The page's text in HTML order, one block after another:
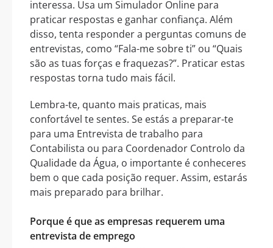
interessa. Usa um Simulador Online para
praticar respostas e ganhar confiança. Além
disso, tenta responder a perguntas comuns de
entrevistas, como “Fala-me sobre ti” ou “Quais
são as tuas forças e fraquezas?”. Praticar estas
respostas torna tudo mais fácil.
Lembra-te, quanto mais praticas, mais
confortável te sentes. Se estás a preparar-te
para uma Entrevista de trabalho para
Contabilista ou para Coordenador Controlo da
Qualidade da Água, o importante é conheceres
bem o que cada posição requer. Assim, estarás
mais preparado para brilhar.
Porque é que as empresas requerem uma
entrevista de emprego